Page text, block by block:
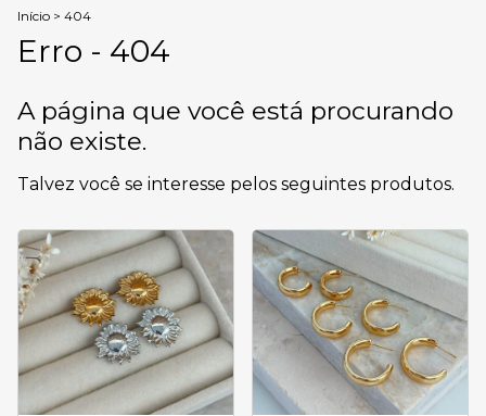
Início > 404
Erro - 404
A página que você está procurando
não existe.
Talvez você se interesse pelos seguintes produtos.